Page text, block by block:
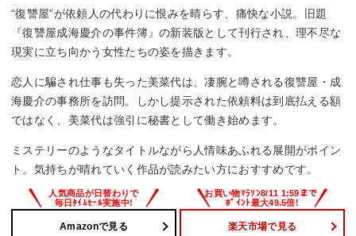
“復讐屋”が依頼人の代わりに恨みを晴らす、痛快な小説。旧題
『復讐屋成海慶介の事件簿』の新装版として刊行され、理不尽な
現実に立ち向かう女性たちの姿を描きます。
恋人に騙され仕事も失った美菜代は、凄腕と噂される復讐屋・成
海慶介の事務所を訪問。しかし提示された依頼料は到底払える額
ではなく、美菜代は強引に秘書として働き始めます。
ミステリーのようなタイトルながら人情味あふれる展開がポイン
ト。気持ちが晴れていく作品が読みたい方におすすめです。
Amazonで見る 楽天市場で見る